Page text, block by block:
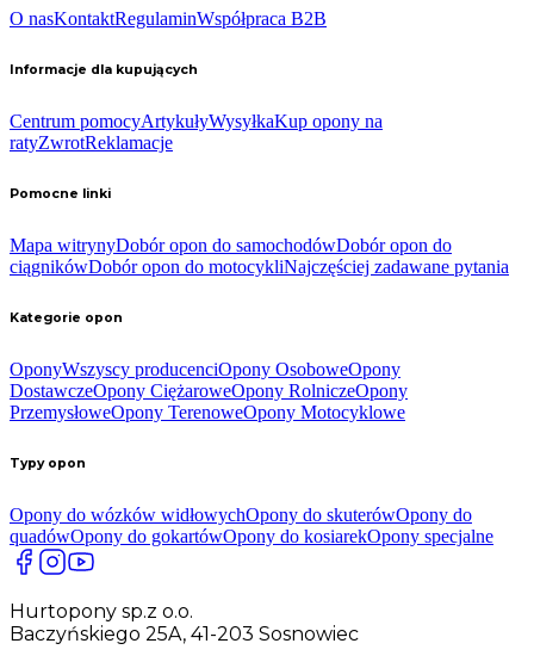
O nasKontaktRegulaminWspółpraca B2B
Informacje dla kupujących
Centrum pomocyArtykułyWysyłkaKup opony na
ratyZwrotReklamacje
Pomocne linki
Mapa witrynyDobór opon do samochodówDobór opon do
ciągnikówDobór opon do motocykliNajczęściej zadawane pytania
Kategorie opon
OponyWszyscy producenciOpony OsoboweOpony
DostawczeOpony CiężaroweOpony RolniczeOpony
PrzemysłoweOpony TerenoweOpony Motocyklowe
Typy opon
Opony do wózków widłowychOpony do skuterówOpony do
quadówOpony do gokartówOpony do kosiarekOpony specjalne
Hurtopony sp.z o.o.
Baczyńskiego 25A, 41-203 Sosnowiec